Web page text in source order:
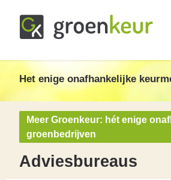
Groenkeur
Het enige onafhankelijke keurmerk
Het enige onafhankelijke
Meer Groenkeur: hét enige
groenbedrijven
Adviesbureaus